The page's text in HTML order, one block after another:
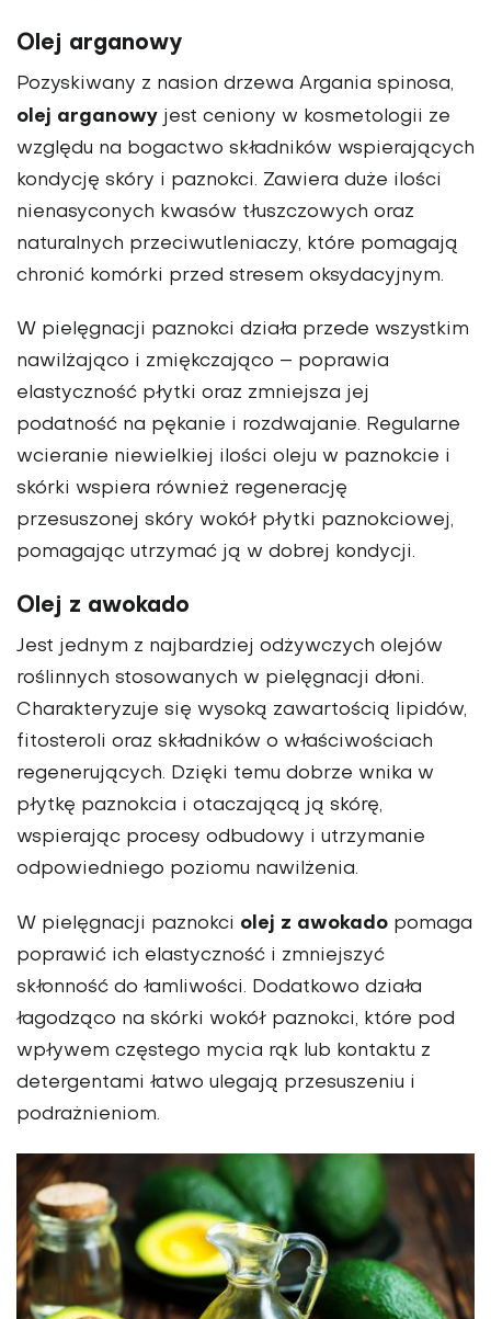
Olej arganowy
Pozyskiwany z nasion drzewa Argania spinosa,
olej arganowy jest ceniony w kosmetologii ze
względu na bogactwo składników wspierających
kondycję skóry i paznokci. Zawiera duże ilości
nienasyconych kwasów tłuszczowych oraz
naturalnych przeciwutleniaczy, które pomagają
chronić komórki przed stresem oksydacyjnym.
W pielęgnacji paznokci działa przede wszystkim
nawilżająco i zmiękczająco – poprawia
elastyczność płytki oraz zmniejsza jej
podatność na pękanie i rozdwajanie. Regularne
wcieranie niewielkiej ilości oleju w paznokcie i
skórki wspiera również regenerację
przesuszonej skóry wokół płytki paznokciowej,
pomagając utrzymać ją w dobrej kondycji.
Olej z awokado
Jest jednym z najbardziej odżywczych olejów
roślinnych stosowanych w pielęgnacji dłoni.
Charakteryzuje się wysoką zawartością lipidów,
fitosteroli oraz składników o właściwościach
regenerujących. Dzięki temu dobrze wnika w
płytkę paznokcia i otaczającą ją skórę,
wspierając procesy odbudowy i utrzymanie
odpowiedniego poziomu nawilżenia.
W pielęgnacji paznokci olej z awokado pomaga
poprawić ich elastyczność i zmniejszyć
skłonność do łamliwości. Dodatkowo działa
łagodząco na skórki wokół paznokci, które pod
wpływem częstego mycia rąk lub kontaktu z
detergentami łatwo ulegają przesuszeniu i
podrażnieniom.